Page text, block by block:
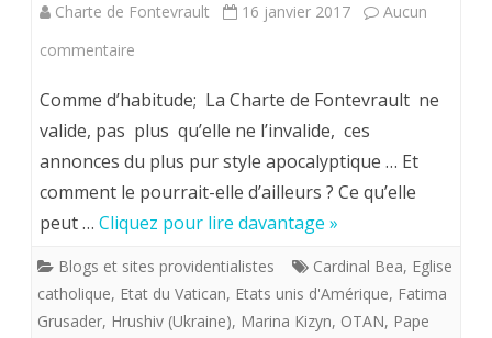
(?)
avec
l’islam.
Charte de Fontevrault 16 janvier 2017
Aucun
commentaire
éme
secret
de
Apostasie
de
Comme d’habitude; La Charte de Fontevrault ne
valide, pas plus qu’elle ne l’invalide, ces
annonces du plus pur style apocalyptique … Et
comment le pourrait-elle d’ailleurs ? Ce qu’elle
peut … Cliquez pour lire davantage »
Blogs et sites providentialistes Cardinal Bea, Eglise
catholique, Etat du Vatican, Etats unis d'Amérique, Fatima
Grusader, Hrushiv (Ukraine), Marina Kizyn, OTAN, Pape